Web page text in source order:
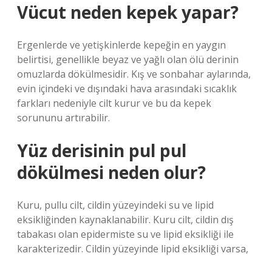
Vücut neden kepek yapar?
Ergenlerde ve yetişkinlerde kepeğin en yaygın
belirtisi, genellikle beyaz ve yağlı olan ölü derinin
omuzlarda dökülmesidir. Kış ve sonbahar aylarında,
evin içindeki ve dışındaki hava arasındaki sıcaklık
farkları nedeniyle cilt kurur ve bu da kepek
sorununu artırabilir.
Yüz derisinin pul pul
dökülmesi neden olur?
Kuru, pullu cilt, cildin yüzeyindeki su ve lipid
eksikliğinden kaynaklanabilir. Kuru cilt, cildin dış
tabakası olan epidermiste su ve lipid eksikliği ile
karakterizedir. Cildin yüzeyinde lipid eksikliği varsa,